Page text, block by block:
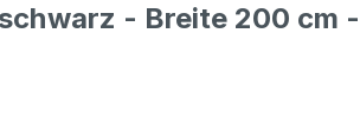
- Breite 200